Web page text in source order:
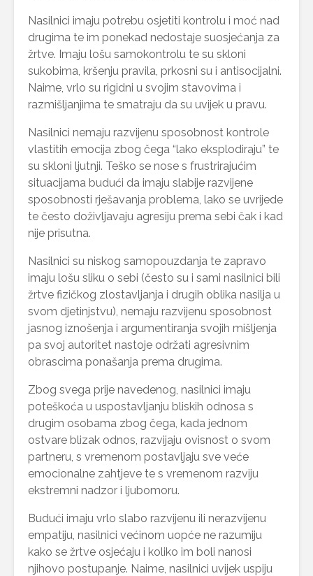
Nasilnici imaju potrebu osjetiti kontrolu i moć nad
drugima te im ponekad nedostaje suosjećanja za
žrtve. Imaju lošu samokontrolu te su skloni
sukobima, kršenju pravila, prkosni su i antisocijalni.
Naime, vrlo su rigidni u svojim stavovima i
razmišljanjima te smatraju da su uvijek u pravu.
Nasilnici nemaju razvijenu sposobnost kontrole
vlastitih emocija zbog čega “lako eksplodiraju” te
su skloni ljutnji. Teško se nose s frustrirajućim
situacijama budući da imaju slabije razvijene
sposobnosti rješavanja problema, lako se uvrijede
te često doživljavaju agresiju prema sebi čak i kad
nije prisutna.
Nasilnici su niskog samopouzdanja te zapravo
imaju lošu sliku o sebi (često su i sami nasilnici bili
žrtve fizičkog zlostavljanja i drugih oblika nasilja u
svom djetinjstvu), nemaju razvijenu sposobnost
jasnog iznošenja i argumentiranja svojih mišljenja
pa svoj autoritet nastoje održati agresivnim
obrascima ponašanja prema drugima.
Zbog svega prije navedenog, nasilnici imaju
poteškoća u uspostavljanju bliskih odnosa s
drugim osobama zbog čega, kada jednom
ostvare blizak odnos, razvijaju ovisnost o svom
partneru, s vremenom postavljaju sve veće
emocionalne zahtjeve te s vremenom razviju
ekstremni nadzor i ljubomoru.
Budući imaju vrlo slabo razvijenu ili nerazvijenu
empatiju, nasilnici većinom uopće ne razumiju
kako se žrtve osjećaju i koliko im boli nanosi
njihovo postupanje. Naime, nasilnici uvijek uspiju